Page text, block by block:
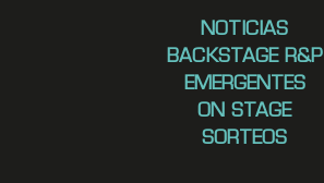
NOTICIAS
BACKSTAGE R&P
EMERGENTES
ON STAGE
SORTEOS